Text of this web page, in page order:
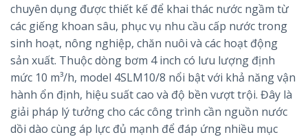
chuyên dụng được thiết kế để khai thác nước ngầm từ
các giếng khoan sâu, phục vụ nhu cầu cấp nước trong
sinh hoạt, nông nghiệp, chăn nuôi và các hoạt động
sản xuất. Thuộc dòng bơm 4 inch có lưu lượng định
mức 10 m³/h, model 4SLM10/8 nổi bật với khả năng vận
hành ổn định, hiệu suất cao và độ bền vượt trội. Đây là
giải pháp lý tưởng cho các công trình cần nguồn nước
dồi dào cùng áp lực đủ mạnh để đáp ứng nhiều mục